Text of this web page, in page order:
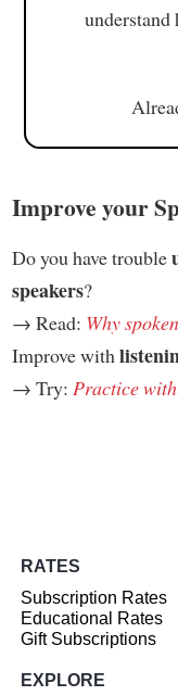
understand
Improve your
Do you have trouble
speakers?
→ Read: Why
Improve with
→ Try: Practice
RATES
Subscription Rates
Educational Rates
Gift Subscriptions
EXPLORE